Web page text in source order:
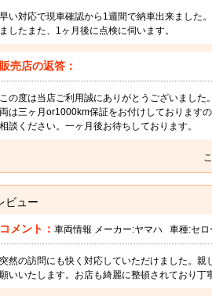
早い対応で現車確認から1週間で納車出来ました
ましたまた、1ヶ月後に点検に伺います。
販売店の返答：
この度は当店ご利用誠にありがとうございまし
両は三ヶ月or1000km保証をお付けしております
相談ください。一ヶ月後お待ちしております。
ビュー
コメント： 車両情報 メーカー:ヤマハ 車種:セロ
突然の訪問にも快く対応していただけました。
願いいたします。お店も綺麗に整頓されており丁